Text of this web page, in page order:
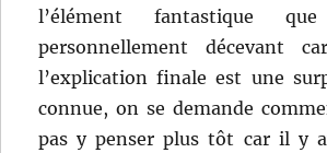
l’élément fantastique
personnellement décevant
l’explication finale est une
connue, on se demande
pas y penser plus tôt car il y